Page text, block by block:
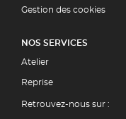
Gestion des cookies
NOS SERVICES
Atelier
Reprise
Retrouvez-nous sur :